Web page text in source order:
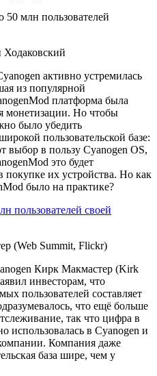
Ходаковский
активно устремилась
из популярной
платформа была
монетизации. Но чтобы
было убедить
пользовательской базе:
выбор в пользу Cyanogen OS,
это будет
их устройства. Но как
было на практике?
(Web Summit, Flickr)
Кирк Макмастер (Kirk
инвесторам, что
пользователей составляет
что ещё больше
так что цифра в
использовалась в Cyanogen и
Компания даже
база шире, чем у